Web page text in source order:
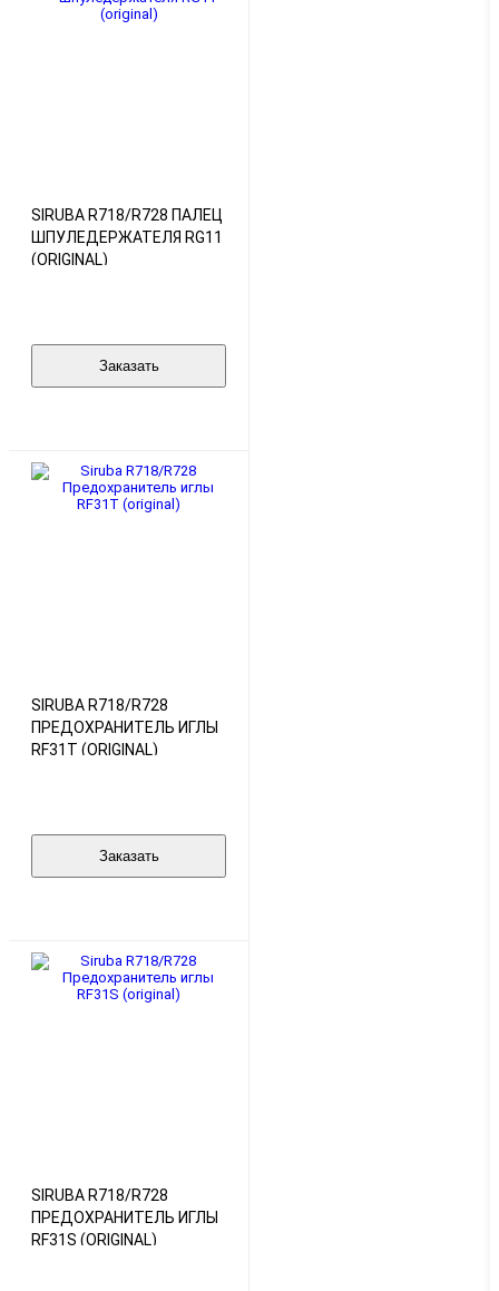
SIRUBA R718/R728 ПАЛЕЦ
ШПУЛЕДЕРЖАТЕЛЯ RG11
(ORIGINAL)
Заказать
SIRUBA R718/R728
ПРЕДОХРАНИТЕЛЬ ИГЛЫ
RF31T (ORIGINAL)
Заказать
SIRUBA R718/R728
ПРЕДОХРАНИТЕЛЬ ИГЛЫ
RF31S (ORIGINAL)